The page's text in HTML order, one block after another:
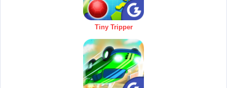
Tiny Tripper